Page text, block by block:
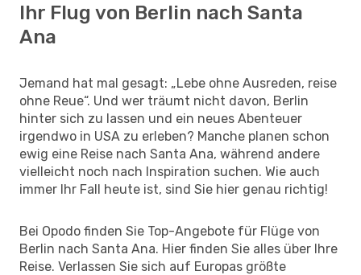
Ihr Flug von Berlin nach Santa
Ana
Jemand hat mal gesagt: „Lebe ohne Ausreden, reise
ohne Reue“. Und wer träumt nicht davon, Berlin
hinter sich zu lassen und ein neues Abenteuer
irgendwo in USA zu erleben? Manche planen schon
ewig eine Reise nach Santa Ana, während andere
vielleicht noch nach Inspiration suchen. Wie auch
immer Ihr Fall heute ist, sind Sie hier genau richtig!
Bei Opodo finden Sie Top-Angebote für Flüge von
Berlin nach Santa Ana. Hier finden Sie alles über Ihre
Reise. Verlassen Sie sich auf Europas größte